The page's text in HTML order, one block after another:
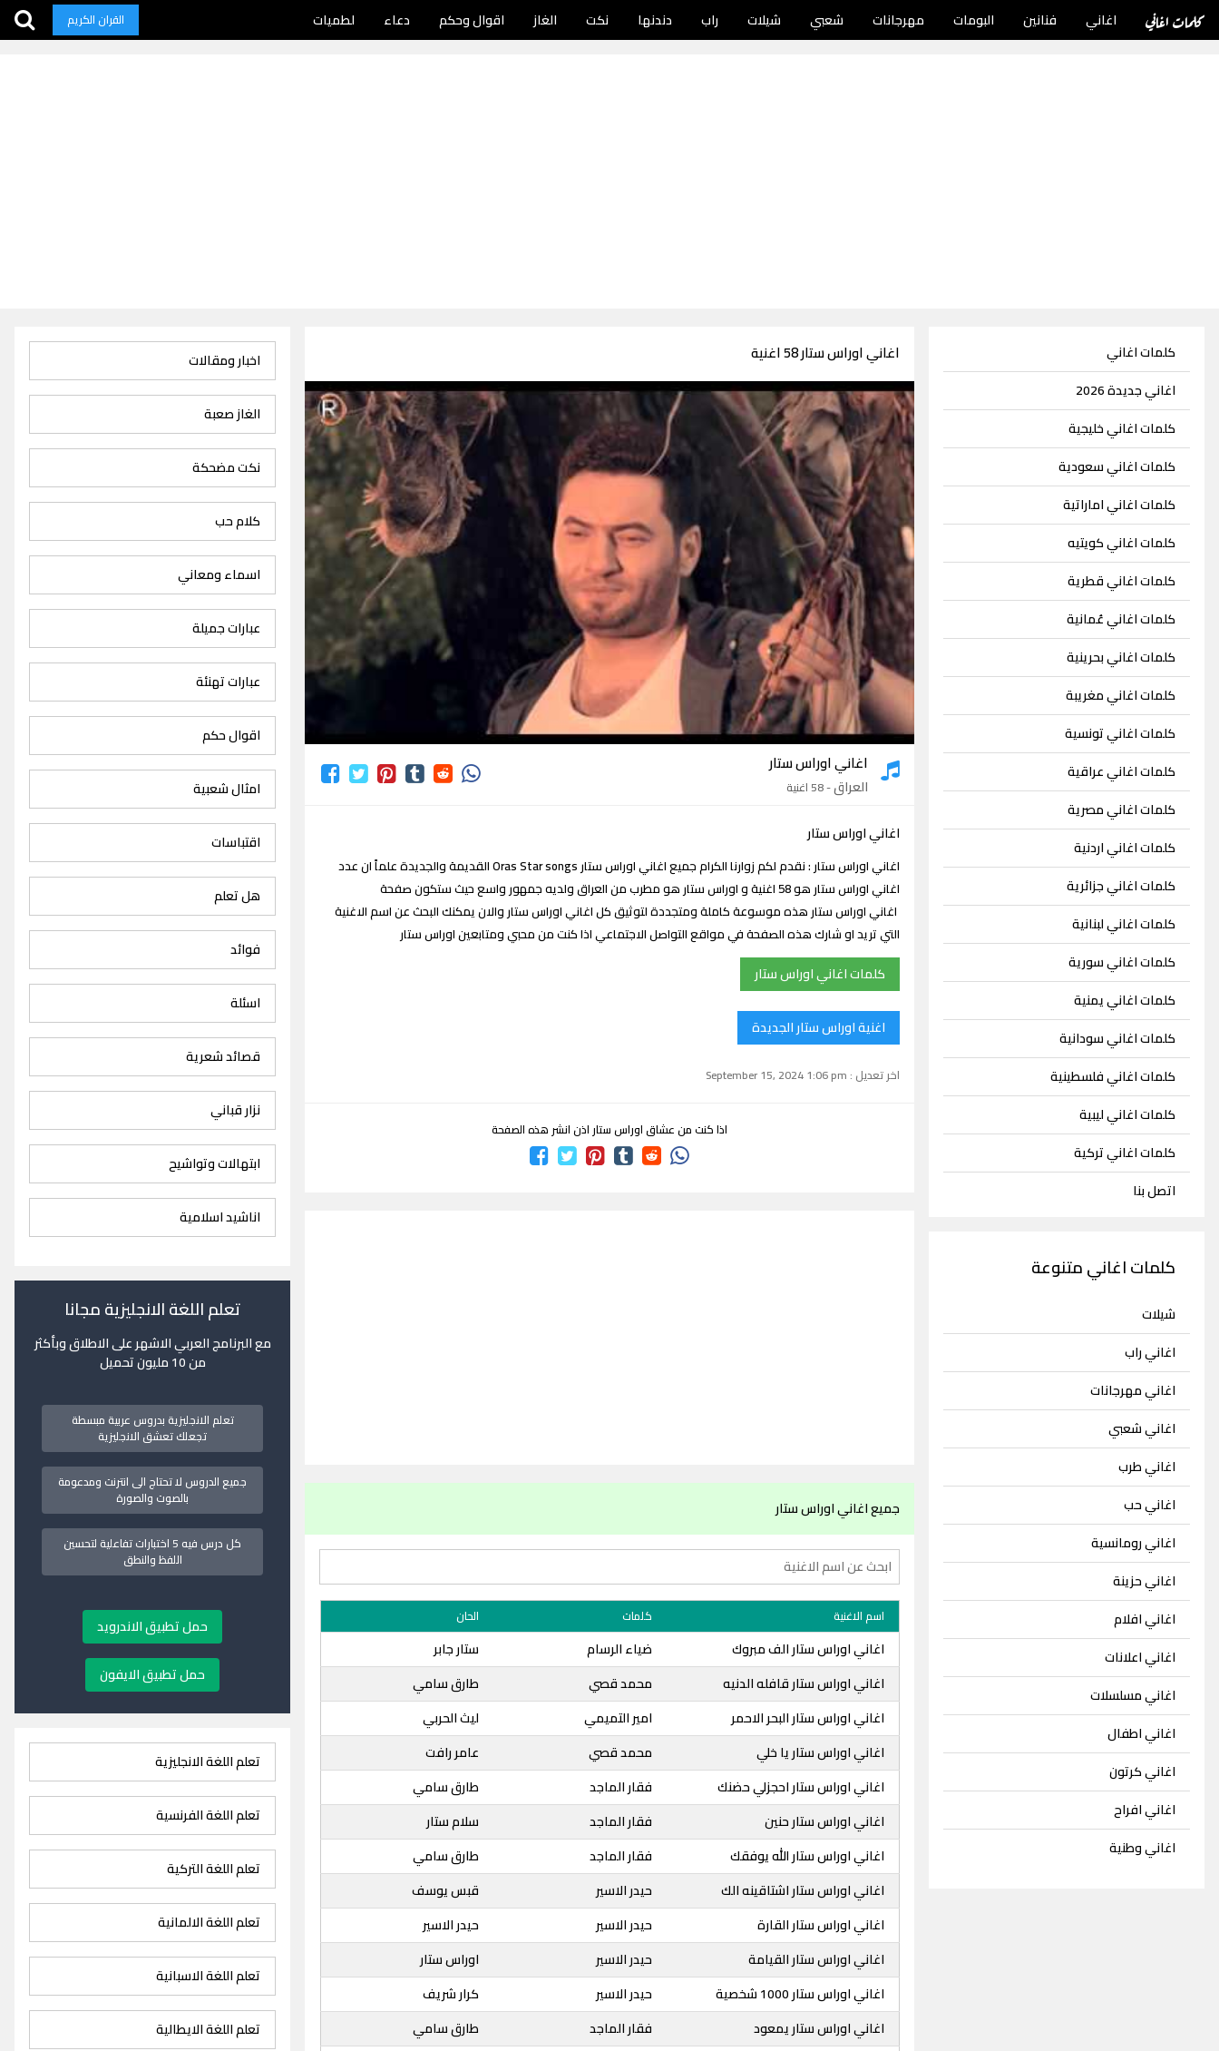
كلمات اغاني اغاني فنانين البومات مهرجانات شعبي شيلات راب دندنها نكت الغاز اقوال وحكم دعاء لطميات القران الكريم
كلمات اغاني
اغاني جديدة 2026
كلمات اغاني خليجية
كلمات اغاني سعودية
كلمات اغاني اماراتية
كلمات اغاني كويتيه
كلمات اغاني قطرية
كلمات اغاني عُمانية
كلمات اغاني بحرينية
كلمات اغاني مغريبة
كلمات اغاني تونسية
كلمات اغاني عراقية
كلمات اغاني مصرية
كلمات اغاني اردنية
كلمات اغاني جزائرية
كلمات اغاني لبنانية
كلمات اغاني سورية
كلمات اغاني يمنية
كلمات اغاني سودانية
كلمات اغاني فلسطينية
كلمات اغاني ليبية
كلمات اغاني تركية
اتصل بنا
كلمات اغاني متنوعة
شيلات
اغاني راب
اغاني مهرجانات
اغاني شعبي
اغاني طرب
اغاني حب
اغاني رومانسية
اغاني حزينة
اغاني افلام
اغاني اعلانات
اغاني مسلسلات
اغاني اطفال
اغاني كرتون
اغاني افراح
اغاني وطنية
اغاني اوراس ستار 58 اغنية
اغاني اوراس ستار
اغاني اوراس ستار
العراق- 58 اغنية
اغاني اوراس ستار
اغاني اوراس ستار : نقدم لكم زوارنا الكرام جميع اغاني اوراس ستار Oras Star songs القديمة والجديدة علماً ان عدد
اغاني اوراس ستار هو 58 اغنية و اوراس ستار هو مطرب من العراق ولديه جمهور واسع حيث ستكون صفحة
اغاني اوراس ستار هذه موسوعة كاملة ومتجددة لتوثيق كل اغاني اوراس ستار والان يمكنك البحث عن اسم الاغنية
التي تريد او شارك هذه الصفحة في مواقع التواصل الاجتماعي اذا كنت من محبي ومتابعين اوراس ستار
كلمات اغاني اوراس ستار
اغنية اوراس ستار الجديدة
اخر تعديل : September 15, 2024 1:06 pm
اذا كنت من عشاق اوراس ستار اذن انشر هذه الصفحة
جميع اغاني اوراس ستار
اسم الاغنية كلمات الحان
اغاني اوراس ستار الف مبروك ضياء الرسام
ستار جابر
اغاني اوراس ستار قافله الدنيه
محمد قصي
طارق سامي
اغاني اوراس ستار البحر الاحمر
امير التميمي
ليث الحربي
اغاني اوراس ستار يا خلي
محمد قصي
عامر رافت
اغاني اوراس ستار احجزلي حضنك
فقار الماجد
طارق سامي
اغاني اوراس ستار حنين
فقار الماجد
سلام ستار
اغاني اوراس ستار الله يوفقك
فقار الماجد
طارق سامي
اغاني اوراس ستار اشتاقينه الك
حيدر الاسير
قبس يوسف
اغاني اوراس ستار القارة
حيدر الاسير
حيدر الاسير
اغاني اوراس ستار القيامة
حيدر الاسير
اوراس ستار
اغاني اوراس ستار 1000 شخصية
حيدر الاسير
كرار شريف
اغاني اوراس ستار يمعود
فقار الماجد
طارق سامي
اخبار ومقالات
الغاز صعبة
نكت مضحكة
كلام حب
اسماء ومعاني
عبارات جميلة
عبارات تهنئة
اقوال حكم
امثال شعبية
اقتباسات
هل تعلم
فوائد
اسئلة
قصائد شعرية
نزار قباني
ابتهالات وتواشيح
اناشيد اسلامية
تعلم اللغة الانجليزية مجانا
مع البرنامج العربي الاشهر على الاطلاق وبأكثر
من 10 مليون تحميل
تعلم الانجليزية بدروس عربية مبسطة
تجعلك تعشق الانجليزية
جميع الدروس لا تحتاج الى انترنت ومدعومة
بالصوت والصورة
كل درس فيه 5 اختبارات تفاعلية لتحسين
اللفظ والنطق
حمل تطبيق الاندرويد
حمل تطبيق الايفون
تعلم اللغة الانجليزية
تعلم اللغة الفرنسية
تعلم اللغة التركية
تعلم اللغة الالمانية
تعلم اللغة الاسبانية
تعلم اللغة الايطالية